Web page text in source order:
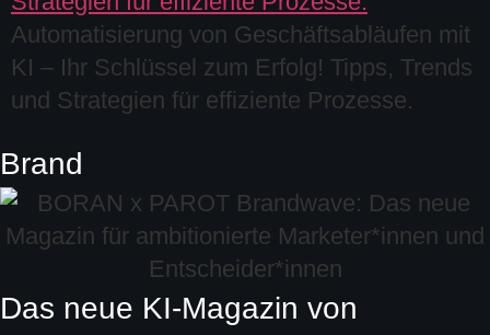
Automatisierung von Geschäftsabläufen mit
KI – Ihr Schlüssel zum Erfolg! Tipps, Trends
und Strategien für effiziente Prozesse.
Brand
Das neue KI-Magazin von